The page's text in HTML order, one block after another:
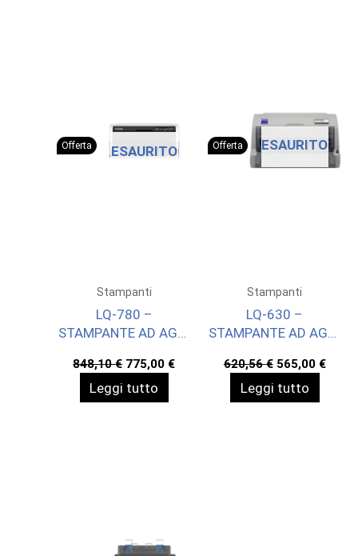
Offerta ESAURITO
Stampanti
LQ-780 –
STAMPANTE AD AGHI
COLONNE
848,10€ Il
prezzo
originale
era:
775,00 €Il
prezzo
Leggi tutto
Offerta ESAURITO
Stampanti
LQ-630 –
STAMPANTE AD AGHI
COLONNE
620,56€ Il
prezzo
originale
era:
565,00 €Il
Leggi tutto